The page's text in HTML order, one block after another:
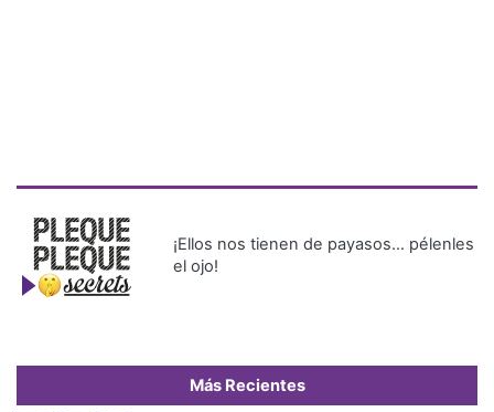
¡Ellos nos tienen de payasos… pélenles
el ojo!
Más Recientes